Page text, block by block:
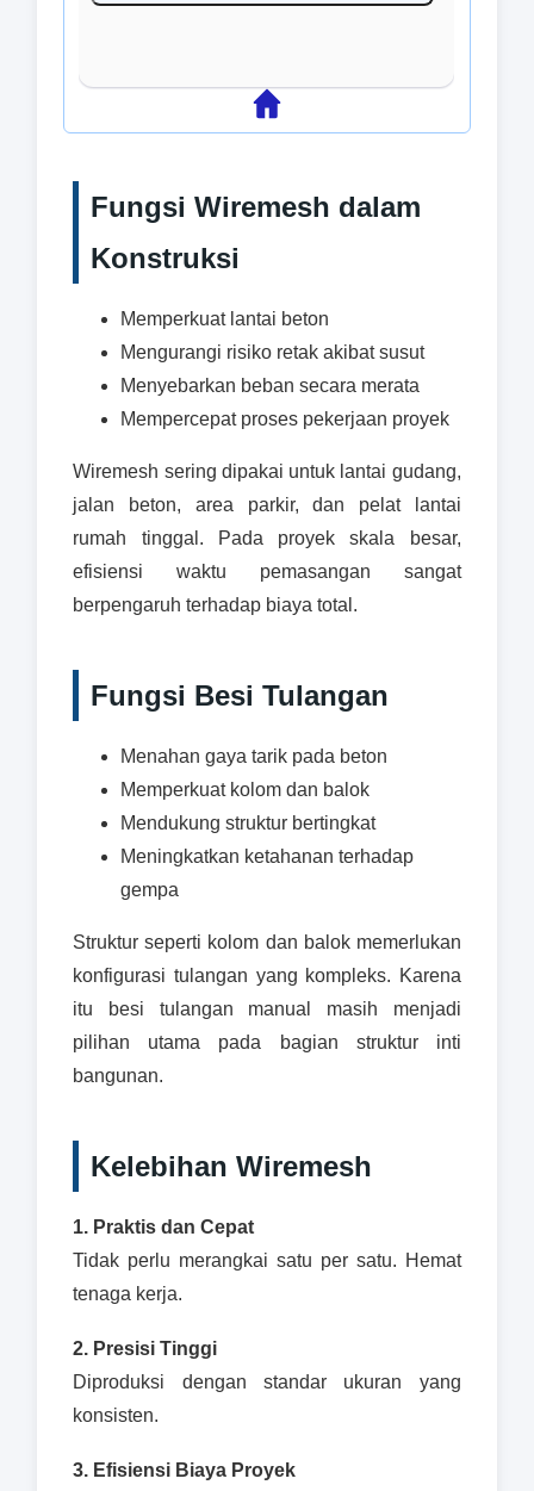
Fungsi Wiremesh dalam
Konstruksi
Memperkuat lantai beton
Mengurangi risiko retak akibat susut
Menyebarkan beban secara merata
Mempercepat proses pekerjaan proyek
Wiremesh sering dipakai untuk lantai gudang,
jalan beton, area parkir, dan pelat lantai
rumah tinggal. Pada proyek skala besar,
efisiensi waktu pemasangan sangat
berpengaruh terhadap biaya total.
Fungsi Besi Tulangan
Menahan gaya tarik pada beton
Memperkuat kolom dan balok
Mendukung struktur bertingkat
Meningkatkan ketahanan terhadap
gempa
Struktur seperti kolom dan balok memerlukan
konfigurasi tulangan yang kompleks. Karena
itu besi tulangan manual masih menjadi
pilihan utama pada bagian struktur inti
bangunan.
Kelebihan Wiremesh
1. Praktis dan Cepat
Tidak perlu merangkai satu per satu. Hemat
tenaga kerja.
2. Presisi Tinggi
Diproduksi dengan standar ukuran yang
konsisten.
3. Efisiensi Biaya Proyek